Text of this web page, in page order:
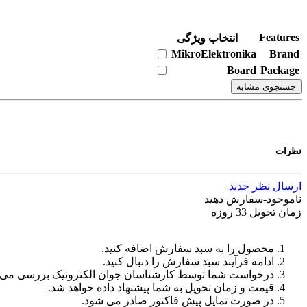
Features
انتخاب ویژگی
Brand
MikroElektronika
Package
Board
جستجوی مشابه
نظرات
ارسال نظر جدید
ناموجود-سفارش دهید
زمان تحویل 33 روزه
محصول را به سبد سفارش اضافه کنید.
ادامه فرآیند سبد سفارش را دنبال کنید.
درخواست شما توسط کارشناسان جوان الکترونیک بررسی
قیمت و زمان تحویل به شما پیشنهاد داده خواهد شد.
در صورت تمایل پیش فاکتور صادر می شود.